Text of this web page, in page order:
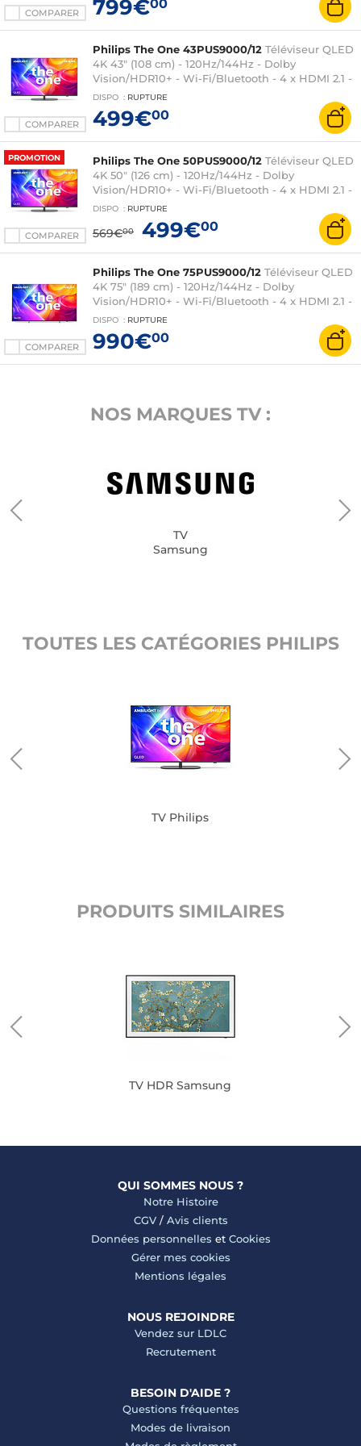
COMPARER 799€00
COMPARER
Philips The One 43PUS9000/12 Téléviseur QLED
4K 43" (108 cm) - 120Hz/144Hz - Dolby
Vision/HDR10+ - Wi-Fi/Bluetooth - 4 x HDMI 2.1 -
Google Assistant intégré - Ambilight 3 côtés -
Son 2.0 20W Dolby Atmos
DISPO : RUPTURE
499€00
PROMOTION
COMPARER
Philips The One 50PUS9000/12 Téléviseur QLED
4K 50" (126 cm) - 120Hz/144Hz - Dolby
Vision/HDR10+ - Wi-Fi/Bluetooth - 4 x HDMI 2.1 -
Google Assistant intégré - Ambilight 3 côtés -
Son 2.0 40W Dolby Atmos
DISPO : RUPTURE
569€00 499€00
COMPARER
Philips The One 75PUS9000/12 Téléviseur QLED
4K 75" (189 cm) - 120Hz/144Hz - Dolby
Vision/HDR10+ - Wi-Fi/Bluetooth - 4 x HDMI 2.1 -
Google Assistant intégré - Ambilight 3 côtés -
Son 2.1 50W Dolby Atmos
DISPO : RUPTURE
990€00
NOS MARQUES TV :
TV
Samsung
TOUTES LES CATÉGORIES PHILIPS
TV Philips
PRODUITS SIMILAIRES
TV HDR Samsung
QUI SOMMES NOUS ?
Notre Histoire
CGV/ Avis clients
Données personnelles et Cookies
Gérer mes cookies
Mentions légales
NOUS REJOINDRE
Vendez sur LDLC
Recrutement
BESOIN D'AIDE ?
Questions fréquentes
Modes de livraison